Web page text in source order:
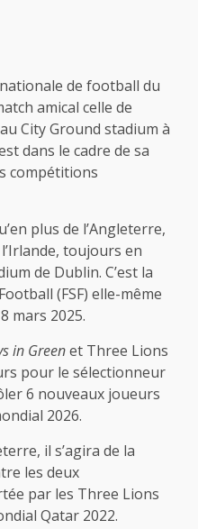
de football du
amical celle de
City Ground stadium à
dans le cadre de sa
compétitions
plus de l’Angleterre,
toujours en
de Dublin. C’est la
(FSF) elle-même
mars 2025.
in Greenet Three Lions
pour le sélectionneur
6 nouveaux joueurs
2026.
il s’agira de la
les deux
par les Three Lions
Qatar 2022.